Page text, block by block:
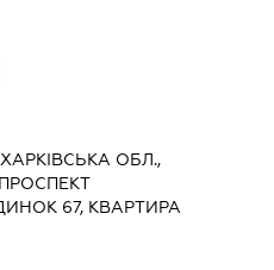
ХАРКІВСЬКА ОБЛ.,
67, КВАРТИРА